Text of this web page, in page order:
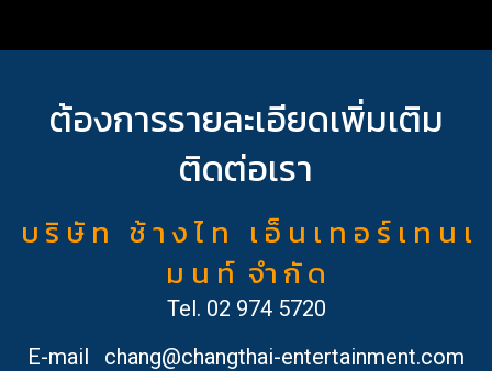
ต้องการรายละเอียดเพิ่มเติม
ติดต่อเรา
บ ริ ษั ท ช้ า ง ไ ท เ อ็ น เ ท อ ร์ เ ท น เ
ม น ท์ จำ กั ด
Tel. 02 974 5720
E-mail
chang@changthai-entertainment.com